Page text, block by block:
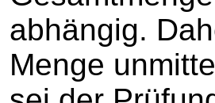
abhängig.
Menge